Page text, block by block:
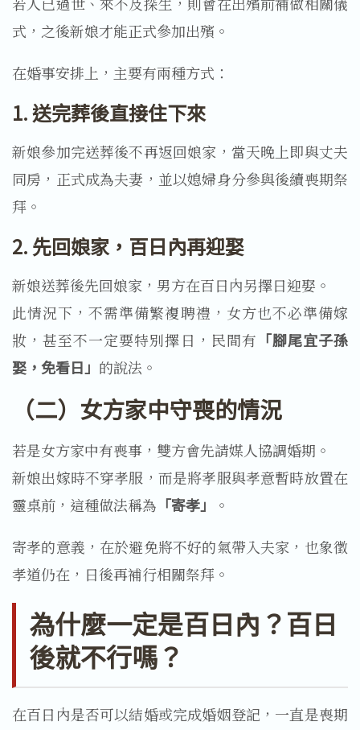
式，之後新娘才能正式參加出殯。
在婚事安排上，主要有兩種方式：
1. 送完葬後直接住下來
新娘參加完送葬後不再返回娘家，當天晚上即與丈夫
同房，正式成為夫妻，並以媳婦身分參與後續喪期祭
拜。
2. 先回娘家，百日內再迎娶
新娘送葬後先回娘家，男方在百日內另擇日迎娶。
此情況下，不需準備繁複聘禮，女方也不必準備嫁
妝，甚至不一定要特別擇日，民間有 「腳尾宜子孫
娶，免看日」 的說法。
（二）女方家中守喪的情況
若是女方家中有喪事，雙方會先請媒人協調婚期。
新娘出嫁時不穿孝服，而是將孝服與孝意暫時放置在
靈桌前，這種做法稱為 「寄孝」
。
寄孝的意義，在於避免將不好的氣帶入夫家，也象徵
孝道仍在，日後再補行相關祭拜。
為什麼一定是百日內？百日
後就不行嗎？
在百日內是否可以結婚或完成婚姻登記，一直是喪期